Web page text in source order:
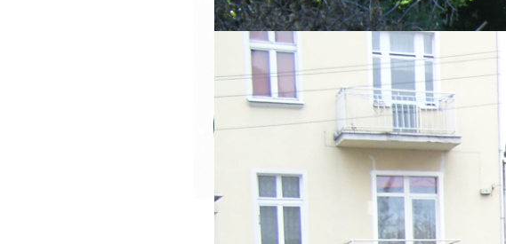
Szczegóły
Utworzono:
….żebyśmy w nawale
jak ten smutny Pan w
- Co jest najważniejsze
-choinka……
i stale mieli
A zaczarowani
niebem i patrząc na